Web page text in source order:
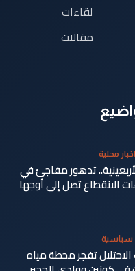
لقاءات
مقالات
اخبار محلية
تدهور مفاجئ في
الانقطاع تصل إلى أوجها
سياسية
تفجر محطة مياه